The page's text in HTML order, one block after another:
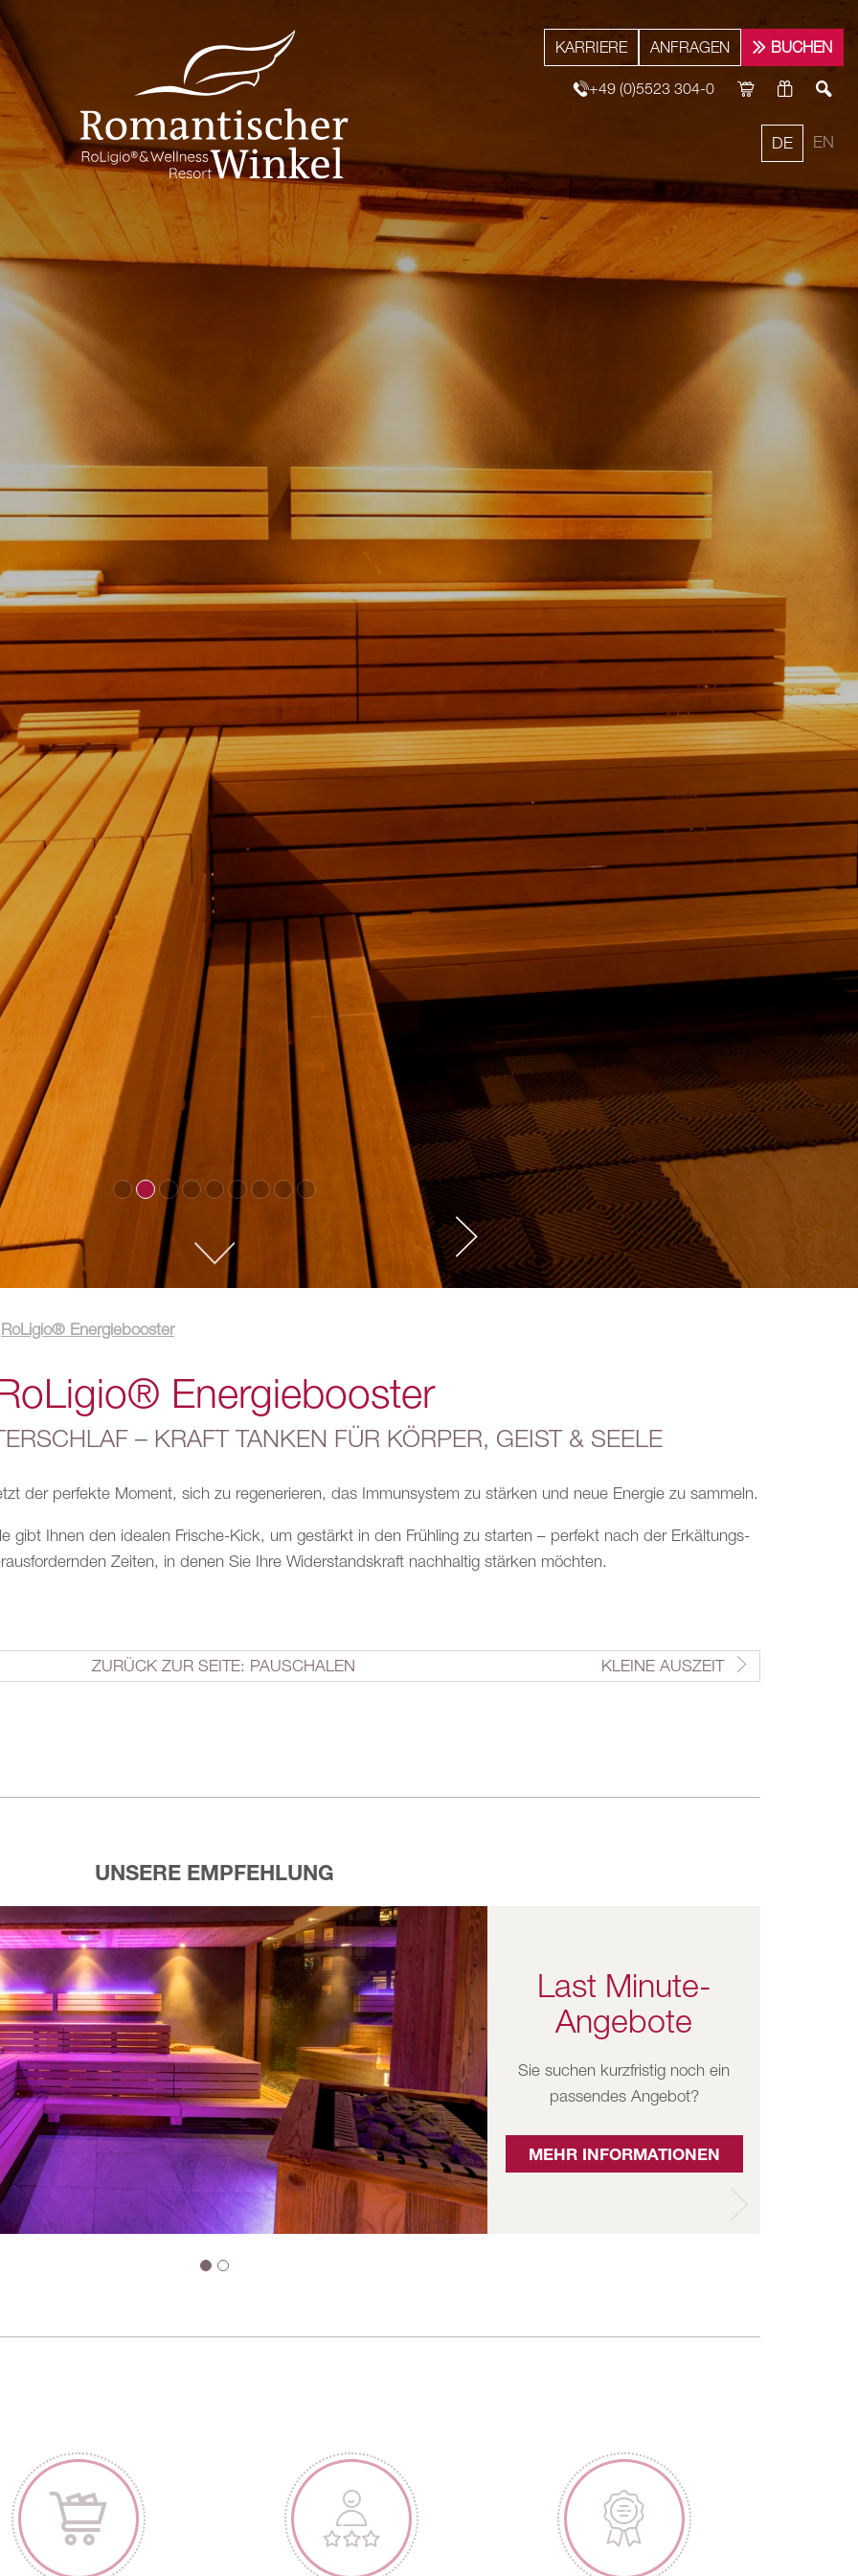
DE EN
KARRIERE ANFRAGEN BUCHEN
+49 (0)5523 304-0
RoLigio® Energiebooster
Energiebooster
– KRAFT TANKEN FÜR KÖRPER, GEIST & SEELE
der perfekte Moment, sich zu regenerieren, das Immunsystem zu stärken und neue Energie zu sammeln.
gibt Ihnen den idealen Frische-Kick, um gestärkt in den Frühling zu starten – perfekt nach der Erkältungs-
Zeiten, in denen Sie Ihre Widerstandskraft nachhaltig stärken möchten.
ZURÜCK ZUR SEITE: PAUSCHALEN KLEINE AUSZEIT
UNSERE EMPFEHLUNG
Last Minute-
Angebote
Sie suchen kurzfristig noch ein
passendes Angebot?
MEHR INFORMATIONEN